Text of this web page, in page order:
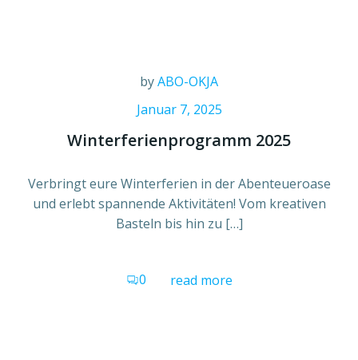
byABO-OKJA
Januar 7, 2025
Winterferienprogramm 2025
Verbringt eure Winterferien in der Abenteueroase
und erlebt spannende Aktivitäten! Vom kreativen
Basteln bis hin zu […]
0 read more